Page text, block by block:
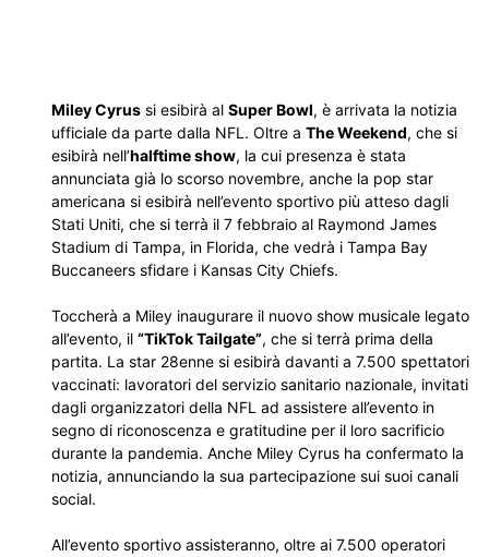
Miley Cyrus si esibirà al Super Bowl, è arrivata la notizia
ufficiale da parte dalla NFL. Oltre a The Weekend, che si
esibirà nell’halftime show, la cui presenza è stata
annunciata già lo scorso novembre, anche la pop star
americana si esibirà nell’evento sportivo più atteso dagli
Stati Uniti, che si terrà il 7 febbraio al Raymond James
Stadium di Tampa, in Florida, che vedrà i Tampa Bay
Buccaneers sfidare i Kansas City Chiefs.
Toccherà a Miley inaugurare il nuovo show musicale legato
all’evento, il “TikTok Tailgate”, che si terrà prima della
partita. La star 28enne si esibirà davanti a 7.500 spettatori
vaccinati: lavoratori del servizio sanitario nazionale, invitati
dagli organizzatori della NFL ad assistere all’evento in
segno di riconoscenza e gratitudine per il loro sacrificio
durante la pandemia. Anche Miley Cyrus ha confermato la
notizia, annunciando la sua partecipazione sui suoi canali
social.
All’evento sportivo assisteranno, oltre ai 7.500 operatori